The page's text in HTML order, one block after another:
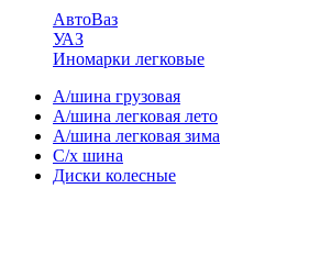
АвтоВаз
УАЗ
Иномарки легковые
А/шина грузовая
А/шина легковая лето
А/шина легковая зима
С/х шина
Диски колесные